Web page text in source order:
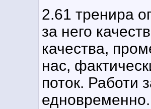
2.61 тренира
за него
качества,
нас,
поток. Работи
едновременно.